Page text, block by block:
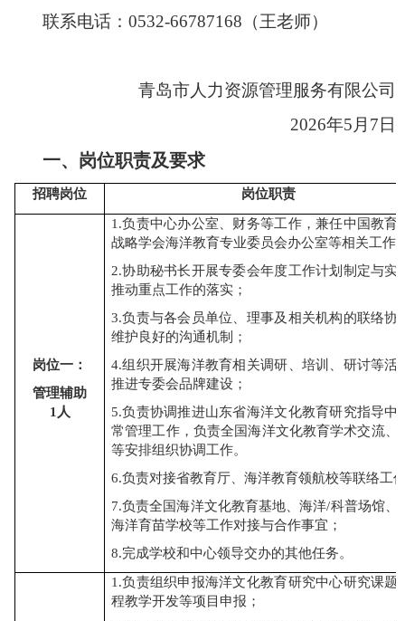
联系电话： 0532-66787168 （王老师）
青岛市人力资源管理服务有限公司
2026年5 月 7 日
一、岗位职责及要求
招聘岗位 岗位职责
岗位一 ：
管理辅助
1人
1.负责中心办公室、财务等工作，兼任中国教育
战略学会海洋教育专业委员会办公室等相关工作
2.协助秘书长开展专委会年度工作计划制定与实
推动重点工作的落实；
3.负责与各会员单位、理事及相关机构的联络协
维护良好的沟通机制
；
4.组织开展海洋教育相关调研、培训、研讨等活
推进专委会品牌建设 ；
5.负责协调推进山东省海洋文化教育研究指导中
常管理工作， 负责全国海洋文化教育学术交流、
等安排组织协调工作。
6.负责对接省教育厅 海洋教育领航校等联络工
7.负责全国海洋文化教育基地 、海洋/科普场馆、
海洋育苗学校等工作对接与合作事宜 ；
8.完成学校和中心领导交办的其他任务。
1.负责组织申报海洋文化教育研究中心研究课题
程教学开发等项目申报；